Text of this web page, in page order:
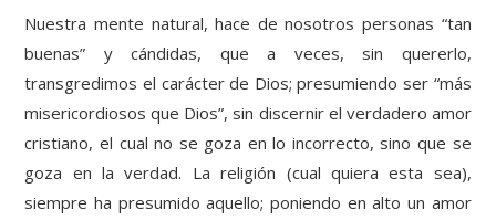
Nuestra mente natural, hace de nosotros personas “tan
buenas” y cándidas, que a veces, sin quererlo,
transgredimos el carácter de Dios; presumiendo ser “más
misericordiosos que Dios”, sin discernir el verdadero amor
cristiano, el cual no se goza en lo incorrecto, sino que se
goza en la verdad. La religión (cual quiera esta sea),
siempre ha presumido aquello; poniendo en alto un amor